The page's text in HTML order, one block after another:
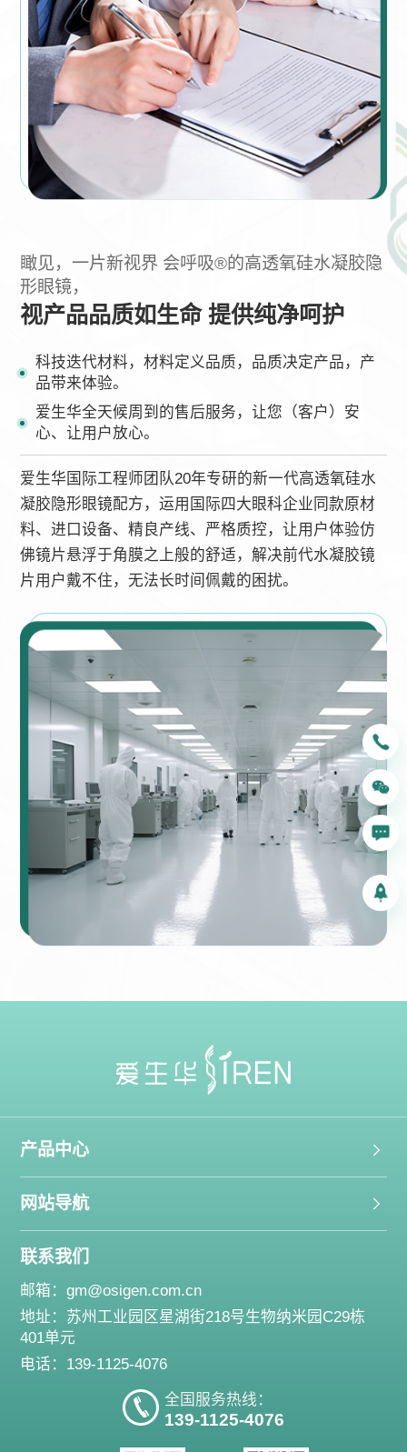
瞰见，一片新视界 会呼吸®的高透氧硅水凝胶隐
形眼镜，
视产品品质如生命 提供纯净呵护
科技迭代材料，材料定义品质，品质决定产品，产
品带来体验。
爱生华全天候周到的售后服务，让您（客户）安
心、让用户放心。
爱生华国际工程师团队20年专研的新一代高透氧硅水
凝胶隐形眼镜配方，运用国际四大眼科企业同款原材
料、进口设备、精良产线、严格质控，让用户体验仿
佛镜片悬浮于角膜之上般的舒适，解决前代水凝胶镜
片用户戴不住，无法长时间佩戴的困扰。
产品中心
网站导航
联系我们
邮箱：gm@osigen.com.cn
地址：苏州工业园区星湖街218号生物纳米园C29栋
401单元
电话：139-1125-4076
全国服务热线：
139-1125-4076